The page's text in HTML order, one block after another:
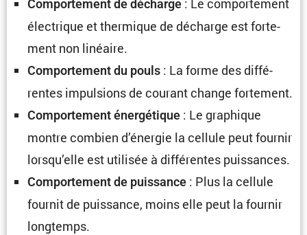
Compor­te­ment de décharge : Le compor­te­ment
électrique et thermique de décharge est forte­
ment non linéaire.
Compor­te­ment du pouls : La forme des diffé­
rentes impul­sions de courant change fortement.
Compor­te­ment énergé­tique : Le graphique
montre combien d’énergie la cellule peut fournir
lorsqu’elle est utilisée à diffé­rentes puissances.
Compor­te­ment de puissance : Plus la cellule
fournit de puissance, moins elle peut la fournir
longtemps.